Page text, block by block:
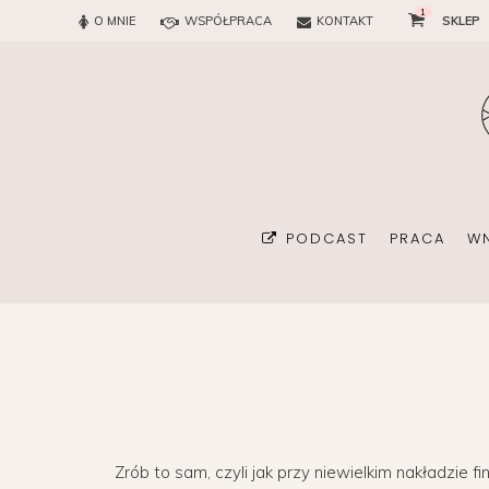
O MNIE WSPÓŁPRACA KONTAKT
1
SKLEP
PODCAST PRACA
Zrób to sam, czyli jak przy niewielkim nakładzie